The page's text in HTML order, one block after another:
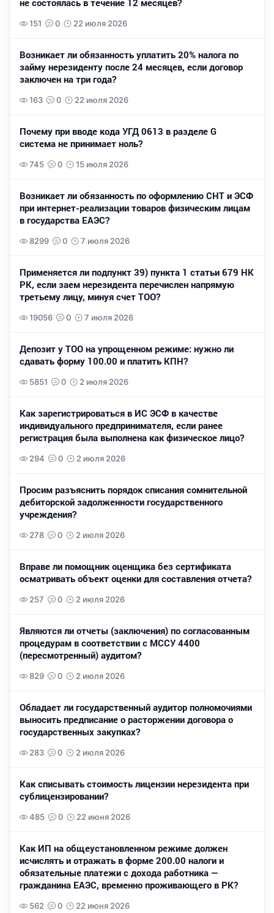
не состоялась в течение 12 месяцев?
151 0 22 июля 2026
Возникает ли обязанность уплатить 20% налога по
займу нерезиденту после 24 месяцев, если договор
заключен на три года?
163 0 22 июля 2026
Почему при вводе кода УГД 0613 в разделе G
система не принимает ноль?
745 0 15 июля 2026
Возникает ли обязанность по оформлению СНТ и ЭСФ
при интернет-реализации товаров физическим лицам
в государства ЕАЭС?
8299 0 7 июля 2026
Применяется ли подпункт 39) пункта 1 статьи 679 НК
РК, если заем нерезидента перечислен напрямую
третьему лицу, минуя счет ТОО?
19056 0 7 июля 2026
Депозит у ТОО на упрощенном режиме: нужно ли
сдавать форму 100.00 и платить КПН?
5851 0 2 июля 2026
Как зарегистрироваться в ИС ЭСФ в качестве
индивидуального предпринимателя, если ранее
регистрация была выполнена как физическое лицо?
294 0 2 июля 2026
Просим разъяснить порядок списания сомнительной
дебиторской задолженности государственного
учреждения?
278 0 2 июля 2026
Вправе ли помощник оценщика без сертификата
осматривать объект оценки для составления отчета?
257 0 2 июля 2026
Являются ли отчеты (заключения) по согласованным
процедурам в соответствии с МССУ 4400
(пересмотренный) аудитом?
829 0 2 июля 2026
Обладает ли государственный аудитор полномочиями
выносить предписание о расторжении договора о
государственных закупках?
283 0 2 июля 2026
Как списывать стоимость лицензии нерезидента при
сублицензировании?
485 0 22 июня 2026
Как ИП на общеустановленном режиме должен
исчислять и отражать в форме 200.00 налоги и
обязательные платежи с дохода работника —
гражданина ЕАЭС, временно проживающего в РК?
562 0 22 июня 2026